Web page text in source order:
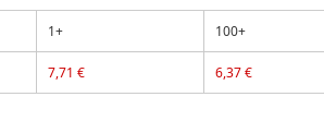
1+ 100+
7,71 € 6,37 €